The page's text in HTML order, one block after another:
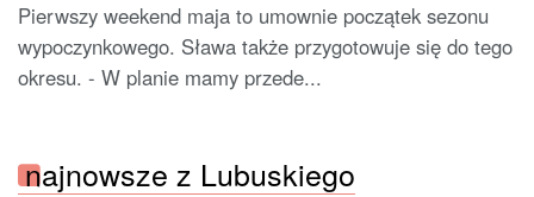
Pierwszy weekend maja to umownie początek sezonu
wypoczynkowego. Sława także przygotowuje się do tego
okresu. - W planie mamy przede...
najnowsze z Lubuskiego